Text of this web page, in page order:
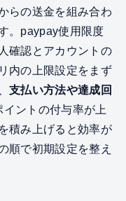
らの送金を組み合わ
。paypay使用限度
確認とアカウントの
内の上限設定をまず
支払い方法や達成回
ントの付与率が上
積み上げると効率が
順で初期設定を整え